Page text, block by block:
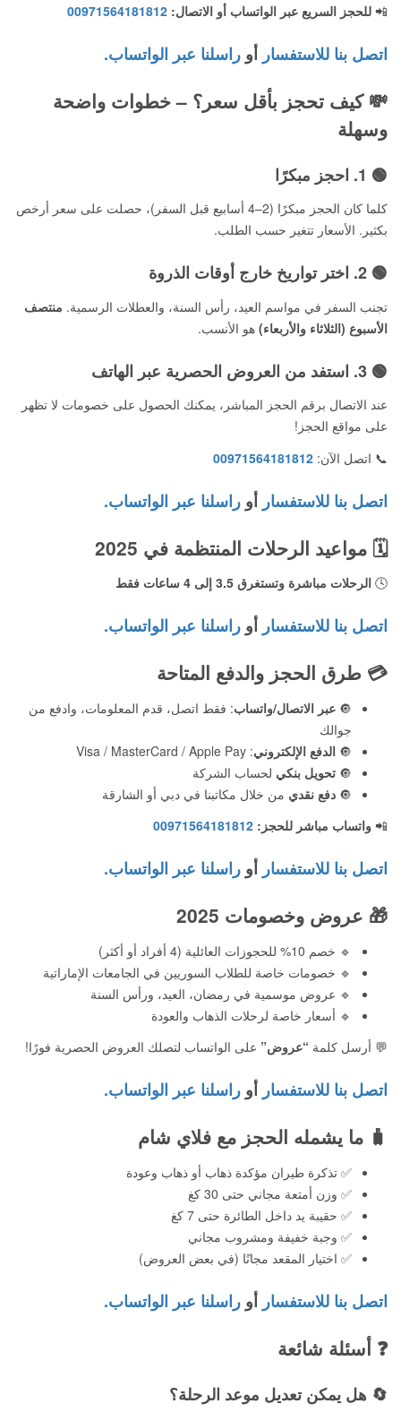
📲 للحجز السريع عبر الواتساب أو الاتصال: 00971564181812
اتصل بنا للاستفسار أو راسلنا عبر الواتساب.
💸كيف تحجز بأقل سعر؟ – خطوات واضحة
وسهلة
🟢 1. احجز مبكرًا
كلما كان الحجز مبكرًا (2–4 أسابيع قبل السفر)، حصلت على سعر أرخص
بكثير. الأسعار تتغير حسب الطلب.
🟢 2. اختر تواريخ خارج أوقات الذروة
تجنب السفر في مواسم العيد، رأس السنة، والعطلات الرسمية. منتصف
الأسبوع (الثلاثاء والأربعاء) هو الأنسب.
🟢 3. استفد من العروض الحصرية عبر الهاتف
عند الاتصال برقم الحجز المباشر، يمكنك الحصول على خصومات لا تظهر
على مواقع الحجز!
📞 اتصل الآن: 00971564181812
اتصل بنا للاستفسار أو راسلنا عبر الواتساب.
🗓️ مواعيد الرحلات المنتظمة في 2025
🕓 الرحلات مباشرة وتستغرق 3.5 إلى 4 ساعات فقط
اتصل بنا للاستفسار أو راسلنا عبر الواتساب.
💳 طرق الحجز والدفع المتاحة
🔘 عبر الاتصال/واتساب: فقط اتصل، قدم المعلومات، وادفع من
جوالك
🔘 الدفع الإلكتروني: Visa / MasterCard / Apple Pay
🔘 تحويل بنكي لحساب الشركة
🔘 دفع نقدي من خلال مكاتبنا في دبي أو الشارقة
📲 واتساب مباشر للحجز: 00971564181812
اتصل بنا للاستفسار أو راسلنا عبر الواتساب.
🎁 عروض وخصومات 2025
🔹 خصم 10% للحجوزات العائلية (4 أفراد أو أكثر)
🔹 خصومات خاصة للطلاب السوريين في الجامعات الإماراتية
🔹 عروض موسمية في رمضان، العيد، ورأس السنة
🔹 أسعار خاصة لرحلات الذهاب والعودة
💬 أرسل كلمة “عروض” على الواتساب لتصلك العروض الحصرية فورًا!
اتصل بنا للاستفسار أو راسلنا عبر الواتساب.
🧳 ما يشمله الحجز مع فلاي شام
✅ تذكرة طيران مؤكدة ذهاب أو ذهاب وعودة
✅ وزن أمتعة مجاني حتى 30 كغ
✅ حقيبة يد داخل الطائرة حتى 7 كغ
✅ وجبة خفيفة ومشروب مجاني
✅ اختيار المقعد مجانًا (في بعض العروض)
اتصل بنا للاستفسار أو راسلنا عبر الواتساب.
❓ أسئلة شائعة
🔄 هل يمكن تعديل موعد الرحلة؟